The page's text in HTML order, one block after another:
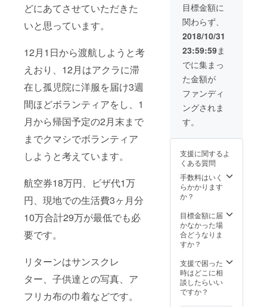
どにあてさせていただきた
いと思っています。
12月1日から渡航しようと考
えおり、12月はアクラに滞
在し孤児院に洋服を届け3週
間ほどボランティアをし、1
月から帰国予定の2月末まで
までクマシでボランティア
しようと考えています。
航空券18万円、ビザ代1万
円、現地での生活費3ヶ月分
10万合計29万が最低でも必
要です。
リターンはサンスクレ
ター、子供達との写真、ア
フリカ布の巾着などです。
目標金額に
関わらず、
2018/10/31
23:59:59ま
でに集まっ
た金額が
ファンディ
ングされま
す。
支援に関するよ
くある質問
手数料はいく
らかかります
か？
目標金額に届
かなかった場
合どうなりま
すか？
支援で困った
時はどこに相
談したらいい
ですか？